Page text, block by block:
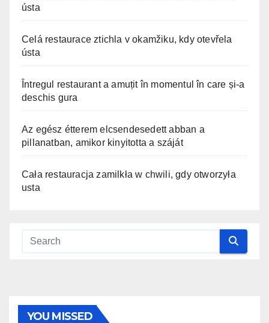
ústa
Celá restaurace ztichla v okamžiku, kdy otevřela
ústa
Întregul restaurant a amuțit în momentul în care și-a
deschis gura
Az egész étterem elcsendesedett abban a
pillanatban, amikor kinyitotta a száját
Cała restauracja zamilkła w chwili, gdy otworzyła
usta
YOU MISSED